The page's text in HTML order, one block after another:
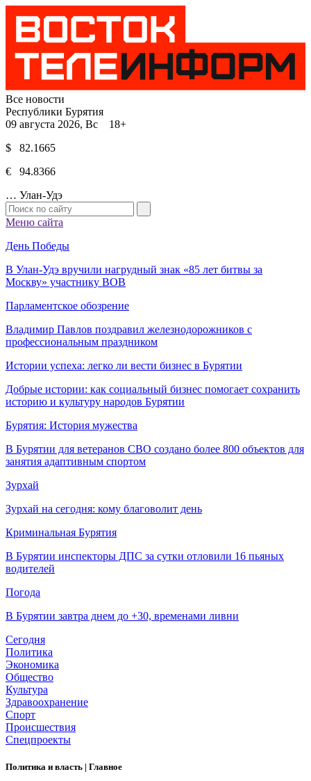
Все новости
Республики Бурятия
09 августа 2026, Вс 18+
$ 82.1665
€ 94.8366
… Улан-Удэ
Меню сайта
День Победы
В Улан-Удэ вручили нагрудный знак «85 лет битвы за
Москву» участнику ВОВ
Парламентское обозрение
Владимир Павлов поздравил железнодорожников с
профессиональным праздником
Истории успеха: легко ли вести бизнес в Бурятии
Добрые истории: как социальный бизнес помогает сохранить
историю и культуру народов Бурятии
Бурятия: История мужества
В Бурятии для ветеранов СВО создано более 800 объектов для
занятия адаптивным спортом
Зурхай
Зурхай на сегодня: кому благоволит день
Криминальная Бурятия
В Бурятии инспекторы ДПС за сутки отловили 16 пьяных
водителей
Погода
В Бурятии завтра днем до +30, временами ливни
Сегодня
Политика
Экономика
Общество
Культура
Здравоохранение
Спорт
Происшествия
Спецпроекты
Политика и власть | Главное